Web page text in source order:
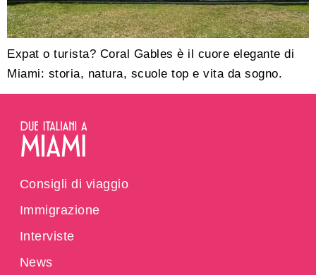
Expat o turista? Coral Gables è il cuore elegante di
Miami: storia, natura, scuole top e vita da sogno.
Consigli di viaggio
Immigrazione
Interviste
News